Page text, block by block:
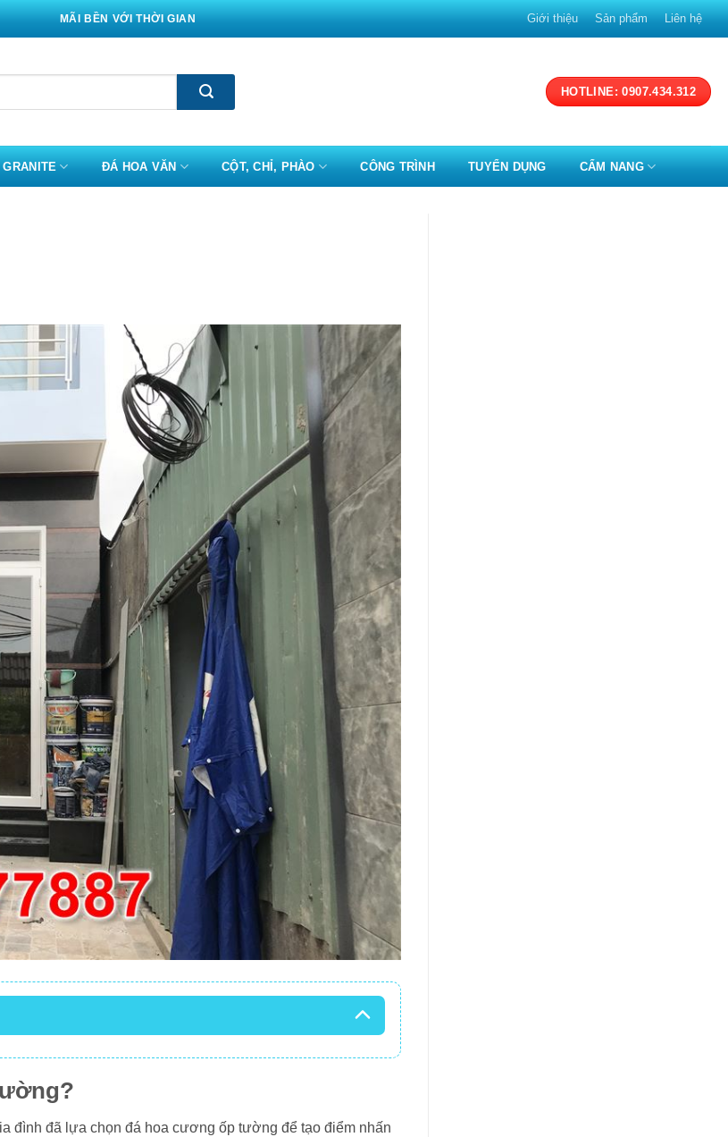
MÃI BỀN VỚI THỜI GIAN Giới thiệu Sản phẩm Liên hệ
HOTLINE: 0907.434.312
ĐÁ HOA VĂN CỘT, CHỈ, PHÀO CÔNG TRÌNH TUYỂN DỤNG CẨM NANG
đình đã lựa chọn đá hoa cương ốp tường để tạo điểm nhấn